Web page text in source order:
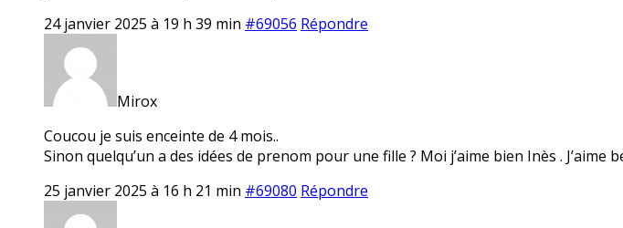
24 janvier 2025 à 19 h 39 min #69056 Répondre
Mirox
Coucou je suis enceinte de 4 mois..
Sinon quelqu’un a des idées de prenom pour une fille ? Moi j’aime bien Inès . J’aime
25 janvier 2025 à 16 h 21 min #69080 Répondre